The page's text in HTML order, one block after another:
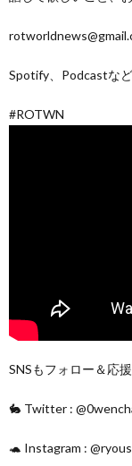
Spotify、Podcastな
#ROTWN
SNSもフォロー＆応
🐇 Twitter :
🐢 Instagram :